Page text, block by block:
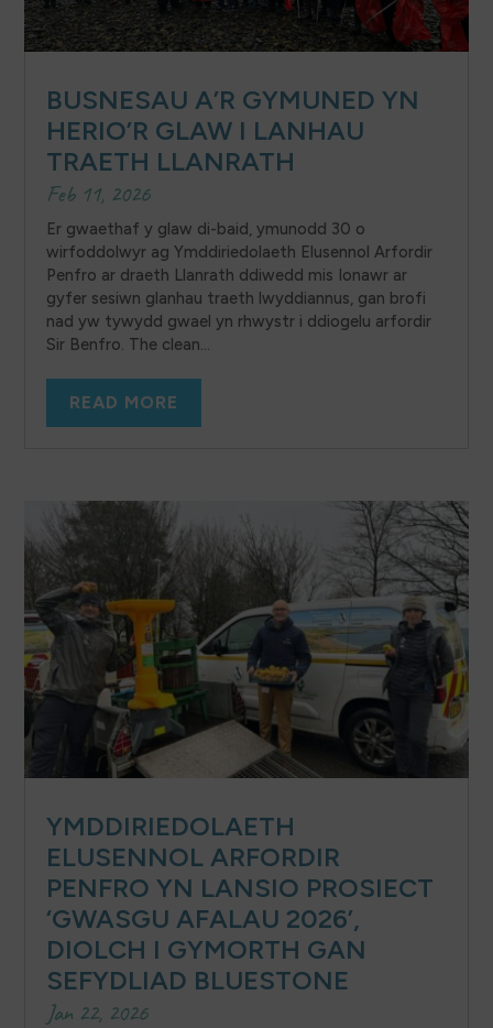
BUSNESAU A’R GYMUNED YN
HERIO’R GLAW I LANHAU
TRAETH LLANRATH
Feb 11, 2026
Er gwaethaf y glaw di-baid, ymunodd 30 o
wirfoddolwyr ag Ymddiriedolaeth Elusennol Arfordir
Penfro ar draeth Llanrath ddiwedd mis Ionawr ar
gyfer sesiwn glanhau traeth lwyddiannus, gan brofi
nad yw tywydd gwael yn rhwystr i ddiogelu arfordir
Sir Benfro. The clean...
READ MORE
YMDDIRIEDOLAETH
ELUSENNOL ARFORDIR
PENFRO YN LANSIO PROSIECT
‘GWASGU AFALAU 2026’,
DIOLCH I GYMORTH GAN
SEFYDLIAD BLUESTONE
Jan 22, 2026